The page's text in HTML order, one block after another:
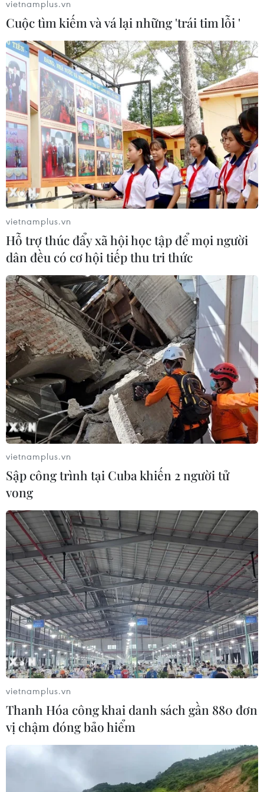
NATO có bằng chứng quân đội Nga hiện
diện ở Đông Ukraine
14/02/2015 00:57
Tổng Thư ký NATO Jens Stoltenberg cho rằng dân quân
ly khai không thể thành công như họ cho thấy, nếu
không có sự hậu thuẫn của Nga.
vietnamplus.vn
Cuộc tìm kiếm và vá lại những 'trái tim lỗi '
vietnamplus.vn
Hỗ trợ thúc đẩy xã hội học tập để mọi người
dân đều có cơ hội tiếp thu tri thức
vietnamplus.vn
Sập công trình tại Cuba khiến 2 người tử
vong
vietnamplus.vn
Thanh Hóa công khai danh sách gần 880 đơn
vị chậm đóng bảo hiểm